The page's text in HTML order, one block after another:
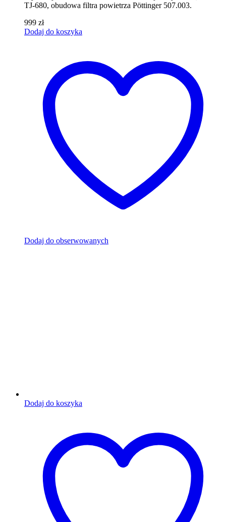
TJ-680, obudowa filtra powietrza Pöttinger 507.003.
999 zł
Dodaj do koszyka
Dodaj do obserwowanych
Dodaj do koszyka